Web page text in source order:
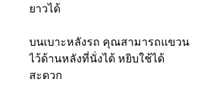
ยาวได้
บนเบาะหลังรถ คุณสามารถแขวน
ไว้ด้านหลังที่นั่งได้ หยิบใช้ได้
สะดวก